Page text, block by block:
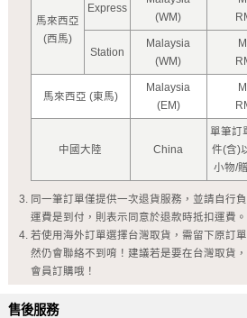
馬來西亞
(西馬)
Express
(WM)
Station
Malaysia
(WM)
馬來西亞 (東馬)
Malaysia
(EM)
中國大陸 China
單筆訂
件(含)
小物/
同一筆訂單僅提供一次退貨服務，並請自行
運費是到付，則表示同意於退款時抵扣運費。
若使用海外訂單選擇台灣取貨，需留下原訂
然仍會聯絡不到唷！建議若是要在台灣取貨
會員訂購哦！
售後服務